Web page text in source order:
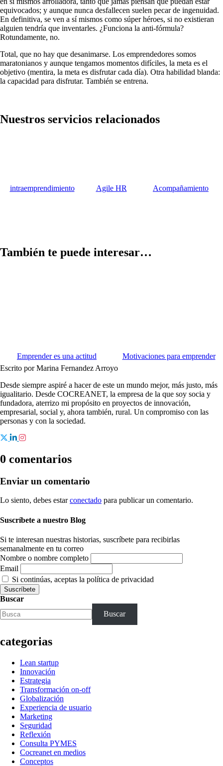
equivocados; y aunque nunca desfallecen suelen pecar de ingenuidad.
En definitiva, se ven a sí mismos como súper héroes, si no existieran
alguien tendría que inventarles. ¿Funciona la anti-fórmula?
Rotundamente, no.
Total, que no hay que desanimarse. Los emprendedores somos
maratonianos y aunque tengamos momentos difíciles, la meta es el
objetivo (mentira, la meta es disfrutar cada día). Otra habilidad blanda:
la capacidad para disfrutar. También se entrena.
Nuestros servicios relacionados​​
intraemprendimiento Agile HR Acompañamiento
También te puede interesar…​​
Emprender es una actitud
Motivaciones para emprender
Escrito por Marina Fernandez Arroyo
Desde siempre aspiré a hacer de este un mundo mejor, más justo, más
igualitario. Desde COCREANET, la empresa de la que soy socia y
fundadora, aterrizo mi propósito en proyectos de innovación,
empresarial, social y, ahora también, rural. Un compromiso con las
personas y con la sociedad.
0 comentarios
Enviar un comentario
Lo siento, debes estarconectado para publicar un comentario.
Suscríbete a nuestro Blog
Si te interesan nuestras historias, suscríbete para recibirlas
semanalmente en tu correo
Nombre o nombre completo
Email
Si continúas, aceptas la política de privacidad
Buscar
Buscar
categorias
Lean startup
Innovación
Estrategia
Transformación on-off
Globalización
Experiencia de usuario
Marketing
Seguridad
Reflexión
Consulta PYMES
Cocreanet en medios
Conceptos